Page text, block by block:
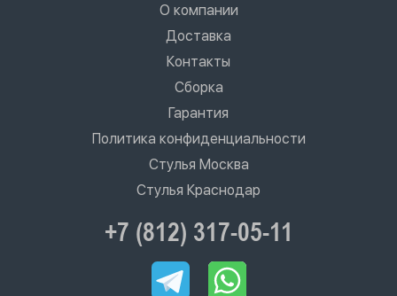
О компании
Доставка
Контакты
Сборка
Гарантия
Политика конфиденциальности
Стулья Москва
Стулья Краснодар
+7 (812) 317-05-11